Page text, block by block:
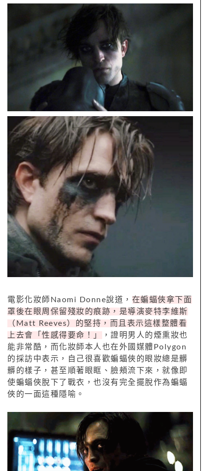
電影化妝師Naomi Donne說道， 在蝙蝠俠拿下面
罩後在眼周保留殘妝的痕跡，是導演麥特李維斯
（Matt Reeves）的堅持，而且表示這樣整體看
上去會「性感得要命！」
，證明男人的煙熏妝也
能非常酷，而化妝師本人也在外國媒體Polygon
的採訪中表示，自己很喜歡蝙蝠俠的眼妝總是髒
髒的樣子，甚至順著眼眶、臉頰流下來，就像即
使蝙蝠俠脫下了戰衣，也沒有完全擺脫作為蝙蝠
俠的一面這種隱喻。